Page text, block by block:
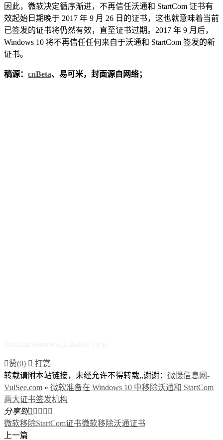
因此，微软决定循序渐进，不再信任沃通和 StartCom 证书有
效起始日期晚于 2017 年 9 月 26 日的证书，这也就意味着当前
已签发的证书将仍然有效，直至证书过期。2017 年 9 月后，
Windows 10 将不再信任任何来自于沃通和 StartCom 签发的新
证书。
稿源： cnBeta、易可米，封面源自网络；
赞(0)  打赏
转载请附本站链接，未经允许不得转载,,谢谢： 微慑信息网-
VulSee.com » 微软准备在 Windows 10 中移除沃通和 StartCom
两大证书签发机构
分享到    
微软移除StartCom证书微软移除沃通证书
上一篇